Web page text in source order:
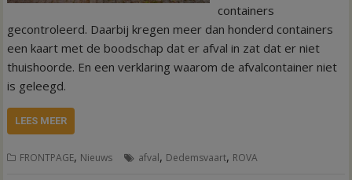
containers
gecontroleerd. Daarbij kregen meer dan honderd containers
een kaart met de boodschap dat er afval in zat dat er niet
thuishoorde. En een verklaring waarom de afvalcontainer niet
is geleegd.
LEES MEER
FRONTPAGE, Nieuws afval, Dedemsvaart, ROVA